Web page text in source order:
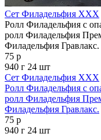
Сет Филадельфия XXX
Ролл Филадельфия с
ролл Филадельфия
Филадельфия Гравлакс.
75 р
940 г 24 шт
Сет Филадельфия XXX
Ролл Филадельфия с
ролл Филадельфия
Филадельфия Гравлакс.
75 р
940 г 24 шт